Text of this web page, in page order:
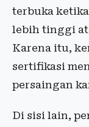
terbuka
lebih tinggi
Karena itu,
sertifikasi
persaingan
Di sisi lain,